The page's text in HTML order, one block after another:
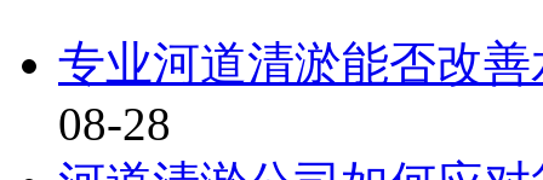
专业河道清淤能否改
08-28